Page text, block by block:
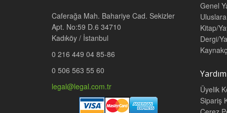
Caferağa Mah. Bahariye Cad. Sekizler
Apt. No:59 D.6 34710
Kadıköy / İstanbul
0 216 449 04 85-86
0 506 563 55 60
legal@legal.com.tr
Genel
Kitap/
Dergi/
Yardım
Üyelik
Sipariş